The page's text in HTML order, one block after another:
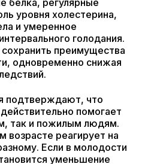
белка, регулярные
уровня холестерина,
и умеренное
голодания.
преимущества
одновременно снижая
подтверждают, что
помогает
так и пожилым людям.
возрасте реагирует на
Если в молодости
уменьшение